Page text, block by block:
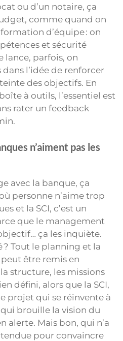
ou d’un notaire, ça
comme quand on
d’équipe : on
et sécurité
lance, parfois, on
l’idée de renforcer
des objectifs. En
à outils, l’essentiel est
rater un feedback
n’aiment pas les
avec la banque, ça
personne n’aime trop
et la SCI, c’est un
que le management
ça les inquiète.
? Tout le planning et la
être remis en
structure, les missions
défini, alors que la SCI,
projet qui se réinvente à
brouille la vision du
alerte. Mais bon, qui n’a
pour convaincre